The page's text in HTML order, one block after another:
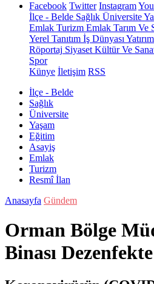
Facebook Twitter Instagram
İlçe - Belde Sağlık Üniversite
Emlak Turizm Emlak Tarım Ve
Yerel Tanıtım İş Dünyası Yatırım
Röportaj Siyaset Kültür Ve
Spor
Künye İletişim RSS
İlçe - Belde
Sağlık
Üniversite
Yaşam
Eğitim
Asayiş
Emlak
Turizm
Resmî İlan
Anasayfa Gündem
Orman Bölge
Binası